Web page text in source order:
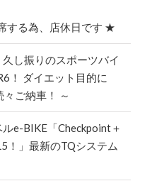
する為、店休日です ★
し振りのスポーツバイ
！ ダイエット目的に
ご納車！ ～
e-BIKE「Checkpoint＋
！」最新のTQシステム